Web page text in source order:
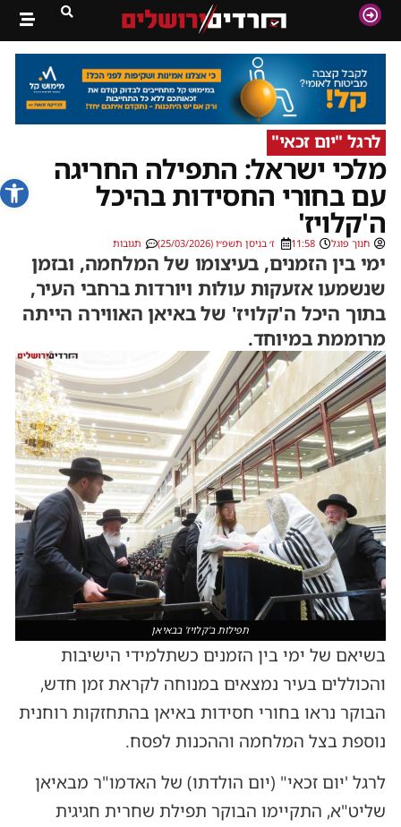
פתח
לרגל "יום זכאי"
מלכי ישראל: התפילה החריגה
עם בחורי החסידות בהיכל
ה'קלויז'
חנוך פוגל 11:58 ז׳ בניסן תשפ״ו (25/03/2026) תגובות
ימי בין הזמנים, בעיצומו של המלחמה, ובזמן
שנשמעו אזעקות עולות ויורדות ברחבי העיר,
בתוך היכל ה'קלויז' של באיאן האווירה הייתה
מרוממת במיוחד.
תפילות ב'קלויז' בבאיאן
בשיאם של ימי בין הזמנים כשתלמידי הישיבות
והכוללים בעיר נמצאים במנוחה לקראת זמן חדש,
הבוקר נראו בחורי חסידות באיאן בהתחזקות רוחנית
נוספת בצל המלחמה וההכנות לפסח.
לרגל 'יום זכאי" (יום הולדתו) של האדמו"ר מבאיאן
שליט"א, התקיימו הבוקר תפילת שחרית חגיגית